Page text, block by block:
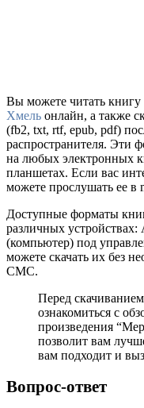
Вы можете читать книгу
Хмель онлайн, а также
(fb2, txt, rtf, epub, pdf)
распространителя. Эти
на любых электронных
планшетах. Если вас
можете прослушать ее в
Доступные форматы
различных
(компьютер) под
можете скачать их без
СМС.
Перед
ознакомиться с
произведения
позволит вам
вам подходит и
Вопрос-ответ